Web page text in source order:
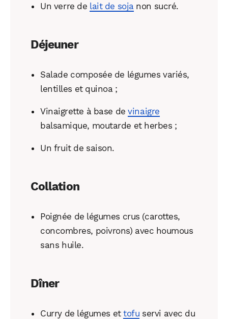
Un verre de lait de soja non sucré.
Déjeuner
Salade composée de légumes variés,
lentilles et quinoa ;
Vinaigrette à base devinaigre
balsamique, moutarde et herbes ;
Un fruit de saison.
Collation
Poignée de légumes crus (carottes,
concombres, poivrons) avec houmous
sans huile.
Dîner
Curry de légumes ettofu servi avec du